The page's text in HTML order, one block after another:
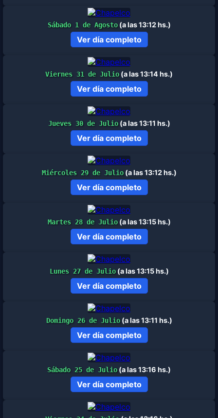
Sábado 1 de Agosto(a las 13:12 hs.)
Ver día completo
Viernes 31 de Julio (a las 13:14 hs.)
Ver día completo
Jueves 30 de Julio(a las 13:11 hs.)
Ver día completo
Miércoles 29 de Julio(a las 13:12 hs.)
Ver día completo
Martes 28 de Julio(a las 13:15 hs.)
Ver día completo
Lunes 27 de Julio(a las 13:15 hs.)
Ver día completo
Domingo 26 de Julio(a las 13:11 hs.)
Ver día completo
Sábado 25 de Julio (a las 13:16 hs.)
Ver día completo